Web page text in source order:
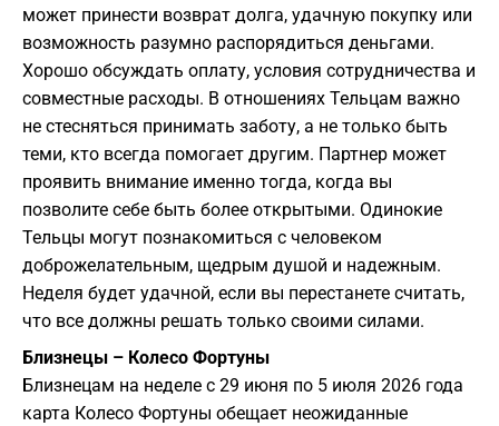
может принести возврат долга, удачную покупку или
возможность разумно распорядиться деньгами.
Хорошо обсуждать оплату, условия сотрудничества и
совместные расходы. В отношениях Тельцам важно
не стесняться принимать заботу, а не только быть
теми, кто всегда помогает другим. Партнер может
проявить внимание именно тогда, когда вы
позволите себе быть более открытыми. Одинокие
Тельцы могут познакомиться с человеком
доброжелательным, щедрым душой и надежным.
Неделя будет удачной, если вы перестанете считать,
что все должны решать только своими силами.
Близнецы – Колесо Фортуны
Близнецам на неделе с 29 июня по 5 июля 2026 года
карта Колесо Фортуны обещает неожиданные